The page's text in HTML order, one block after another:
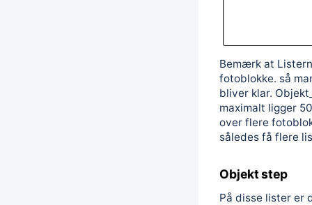
Bemærk at
fotoblokke. så
bliver klar.
maximalt ligger
over flere
således få flere
Objekt step
På disse lister er